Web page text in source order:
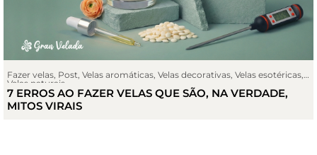
Fazer velas, Post, Velas aromáticas, Velas decorativas, Velas esotéricas,
Velas naturais
7 ERROS AO FAZER VELAS QUE SÃO, NA VERDADE,
MITOS VIRAIS